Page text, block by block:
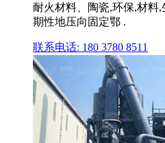
耐火材料、陶瓷,环保,材料
期性地压向固定鄂 .
联系电话: 180 3780 8511